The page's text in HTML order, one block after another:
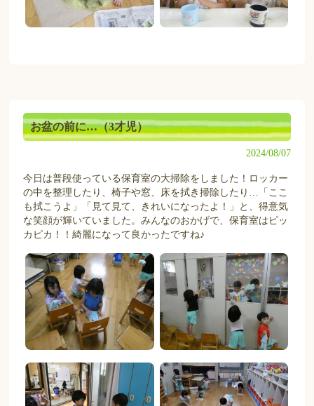
お盆の前に…（3才児）
2024/08/07
今日は普段使っている保育室の大掃除をしました！ロッカー
の中を整理したり、椅子や窓、床を拭き掃除したり…「ここ
も拭こうよ」「見て見て、きれいになったよ！」と、得意気
な笑顔が輝いていました。みんなのおかげで、保育室はピッ
カピカ！！綺麗になって良かったですね♪